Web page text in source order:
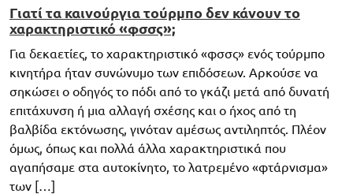
Γιατί τα καινούργια τούρμπο δεν κάνουν το
χαρακτηριστικό «φσσς»;
Για δεκαετίες, το χαρακτηριστικό «φσσς» ενός τούρμπο
κινητήρα ήταν συνώνυμο των επιδόσεων. Αρκούσε να
σηκώσει ο οδηγός το πόδι από το γκάζι μετά από δυνατή
επιτάχυνση ή μια αλλαγή σχέσης και ο ήχος από τη
βαλβίδα εκτόνωσης, γινόταν αμέσως αντιληπτός. Πλέον
όμως, όπως και πολλά άλλα χαρακτηριστικά που
αγαπήσαμε στα αυτοκίνητο, το λατρεμένο «φτάρνισμα»
των […]